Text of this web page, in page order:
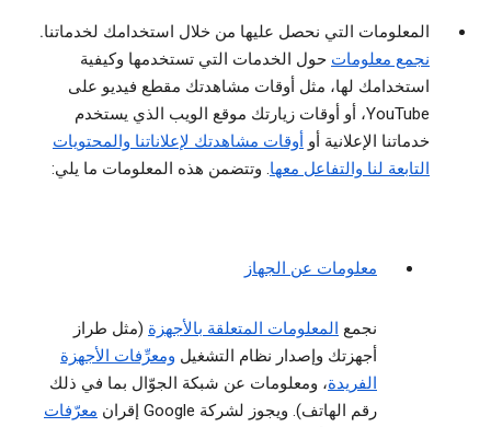
المعلومات التي نحصل عليها من خلال استخدامك لخدماتنا.
نجمع معلومات حول الخدمات التي تستخدمها وكيفية
استخدامك لها، مثل أوقات مشاهدتك مقطع فيديو على
YouTube، أو أوقات زيارتك موقع الويب الذي يستخدم
خدماتنا الإعلانية أو أوقات مشاهدتك لإعلاناتنا والمحتويات
التابعة لنا والتفاعل معها. وتتضمن هذه المعلومات ما يلي:
معلومات عن الجهاز
نجمع المعلومات المتعلقة بالأجهزة (مثل طراز
أجهزتك وإصدار نظام التشغيل ومعرِّفات الأجهزة
الفريدة، ومعلومات عن شبكة الجوّال بما في ذلك
رقم الهاتف). ويجوز لشركة Google إقران
معرّفات